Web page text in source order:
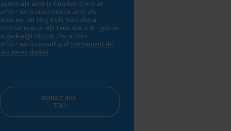
personals amb la finalitat d'enviar
informació relacionada amb els
articles del blog Hola Barcelona.
Podràs exercir els teus drets dirigint-te
a dades@tmb.cat. Per a més
informació consulta el tractament de
les teves dades.
SUBSCRIU-
T'HI